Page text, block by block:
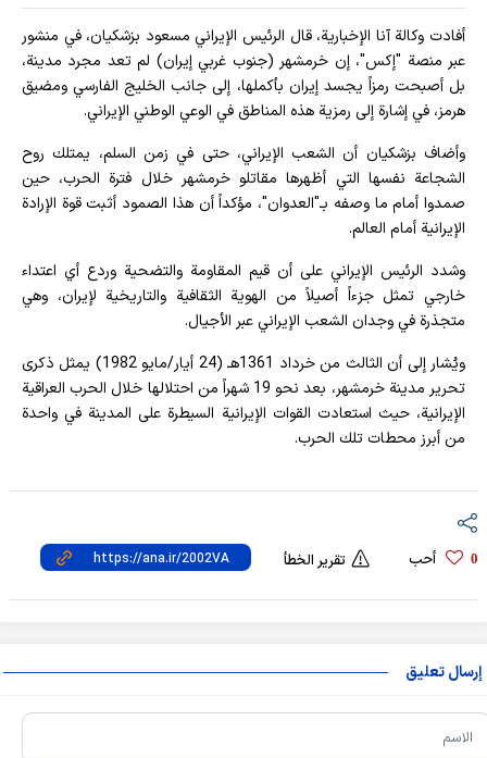
أفادت وکالة آنا الإخباریة، قال الرئيس الإيراني مسعود بزشكيان، في منشور
عبر منصة "إكس"، إن خرمشهر (جنوب غربي إيران) لم تعد مجرد مدينة،
بل أصبحت رمزاً يجسد إيران بأكملها، إلى جانب الخليج الفارسي ومضيق
هرمز، في إشارة إلى رمزية هذه المناطق في الوعي الوطني الإيراني.
وأضاف بزشكيان أن الشعب الإيراني، حتى في زمن السلم، يمتلك روح
الشجاعة نفسها التي أظهرها مقاتلو خرمشهر خلال فترة الحرب، حين
صمدوا أمام ما وصفه بـ"العدوان"، مؤكداً أن هذا الصمود أثبت قوة الإرادة
الإيرانية أمام العالم.
وشدد الرئيس الإيراني على أن قيم المقاومة والتضحية وردع أي اعتداء
خارجي تمثل جزءاً أصيلاً من الهوية الثقافية والتاريخية لإيران، وهي
متجذرة في وجدان الشعب الإيراني عبر الأجيال.
ويُشار إلى أن الثالث من خرداد 1361هـ (24 أيار/مايو 1982) يمثل ذكرى
تحرير مدينة خرمشهر، بعد نحو 19 شهراً من احتلالها خلال الحرب العراقية
الإيرانية، حيث استعادت القوات الإيرانية السيطرة على المدينة في واحدة
من أبرز محطات تلك الحرب.
0 أحب تقرير الخطأ
إرسال تعليق